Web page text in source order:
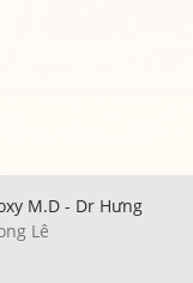
M.D - Dr Hưng
Lê